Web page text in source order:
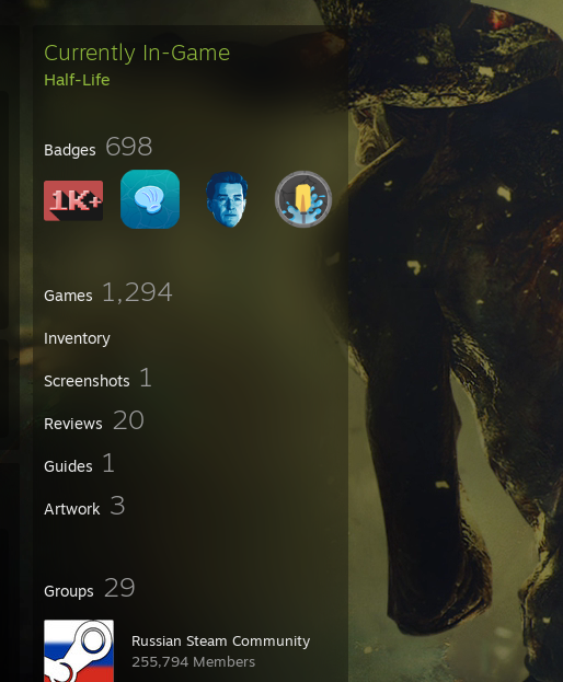
Currently In-Game
Half-Life
Badges 698
Games 1,294
Inventory
Screenshots 1
Reviews 20
Guides 1
Artwork 3
Groups 29
Russian Steam Community
255,794 Members